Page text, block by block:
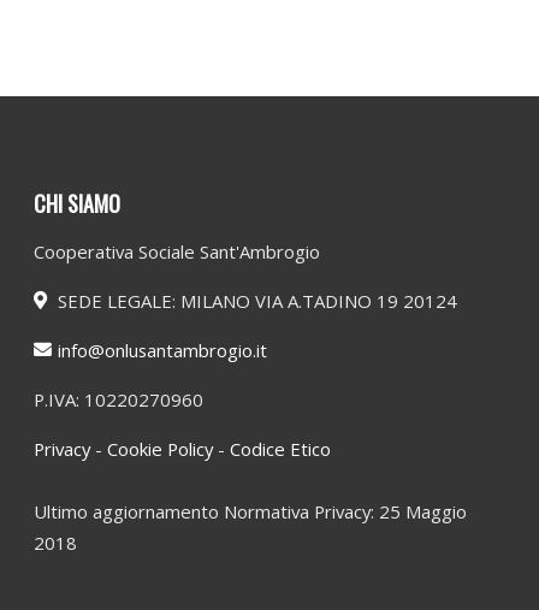
CHI SIAMO
Cooperativa Sociale Sant'Ambrogio
SEDE LEGALE: MILANO VIA A.TADINO 19 20124
info@onlusantambrogio.it
P.IVA: 10220270960
Privacy-Cookie Policy-Codice Etico
Ultimo aggiornamento Normativa Privacy: 25 Maggio
2018